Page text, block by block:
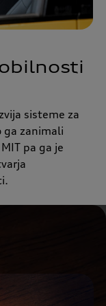
sisteme za
ga zanimali
pa ga je